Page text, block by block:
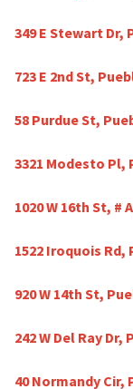
349 E Stewart Dr,
723 E 2nd St,
58 Purdue St,
3321 Modesto Pl,
1020 W 16th St, #
1522 Iroquois Rd,
920 W 14th St,
242 W Del Ray Dr,
40 Normandy Cir,